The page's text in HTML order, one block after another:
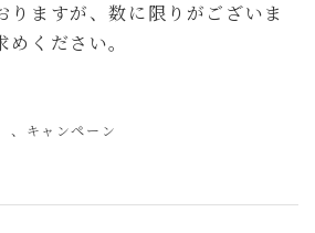
りますが、数に限りがございま
ください。
、 キャンペーン